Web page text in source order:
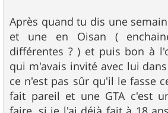
Après quand tu dis une
et une en Oisan (
différentes ? ) et puis bon à
qui m'avais invité avec lui
ce n'est pas sûr qu'il le fasse
fait pareil et une GTA c'est